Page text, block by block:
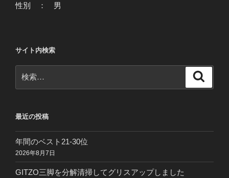
性別 ： 男
サイト内検索
索:
最近の投稿
年間のベスト21-30位
2026年8月7日
GITZO三脚を分解清掃してグリスアップしました